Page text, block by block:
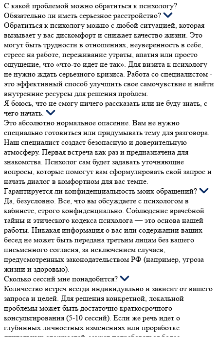
С какой проблемой можно обратиться к психологу?
Обязательно ли иметь серьезное расстройство?
Обратиться к психологу можно с любой ситуацией, которая
вызывает у вас дискомфорт и снижает качество жизни. Это
могут быть трудности в отношениях, неуверенность в себе,
стресс на работе, переживание утраты, апатия или просто
ощущение, что «что-то идет не так». Для визита к психологу
не нужно ждать серьезного кризиса. Работа со специалистом -
это эффективный способ улучшить свое самочувствие и найти
внутренние ресурсы для решения проблем.
Я боюсь, что не смогу ничего рассказать или не буду знать, с
чего начать.
Это абсолютно нормальное опасение. Вам не нужно
специально готовиться или придумывать тему для разговора.
Наш специалист создаст безопасную и доверительную
атмосферу. Первая встреча как раз и предназначена для
знакомства. Психолог сам будет задавать уточняющие
вопросы, которые помогут вам сформулировать свой запрос и
начать диалог в комфортном для вас темпе.
Гарантируется ли конфиденциальность моих обращений?
Да, безусловно. Все, что вы обсуждаете с психологом в
кабинете, строго конфиденциально. Соблюдение врачебной
тайны и этического кодекса психолога — это основа нашей
работы. Никакая информация о вас или содержании ваших
бесед не может быть передана третьим лицам без вашего
письменного согласия, за исключением случаев,
предусмотренных законодательством РФ (например, угроза
жизни и здоровью).
Сколько сессий мне понадобится?
Количество встреч всегда индивидуально и зависит от вашего
запроса и целей. Для решения конкретной, локальной
проблемы может быть достаточно краткосрочного
консультирования (5-10 сессий). Если же речь идет о
глубинных личностных изменениях или проработке